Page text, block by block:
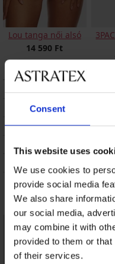
Consent
This website uses
We use cookies to
provide social media
We also share
our social media,
may combine it with
provided to them or
of their services.
Lou tanga női alsó
14 590 Ft
SZÁLLÍTÁS ÉS FIZETÉS
ÁRUCSERE